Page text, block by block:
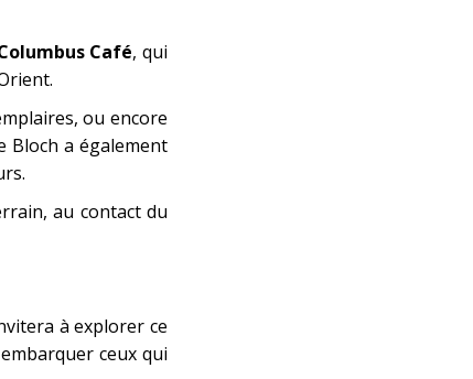
Café, qui
ou encore
Bloch a également
au contact du
à explorer ce
ceux qui